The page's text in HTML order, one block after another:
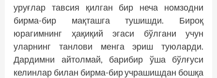
уруғлар тавсия қилган бир неча номзодни
бирма-бир мақташга тушишди. Бироқ
юрагимнинг ҳақиқий эгаси бўлгани учун
уларнинг танлови менга эриш туюларди.
Дардимни айтолмай, барибир ўша бўлғуси
келинлар билан бирма-бир учрашишдан бошқа